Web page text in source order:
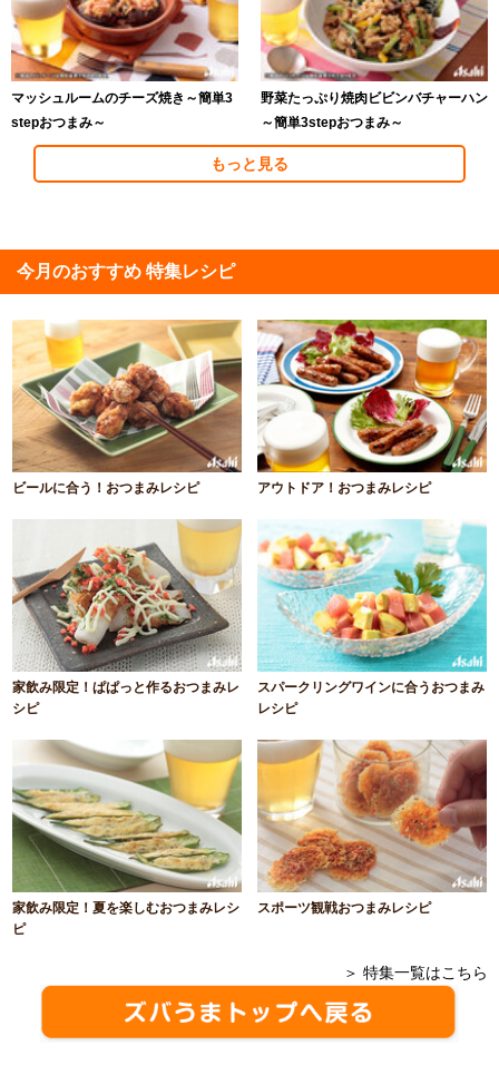
マッシュルームのチーズ焼き～簡単3
stepおつまみ～
野菜たっぷり焼肉ビビンバチャーハン
～簡単3stepおつまみ～
もっと見る
今月のおすすめ 特集レシピ
ビールに合う！おつまみレシピ アウトドア！おつまみレシピ
家飲み限定！ぱぱっと作るおつまみレ
シピ
スパークリングワインに合うおつまみ
レシピ
家飲み限定！夏を楽しむおつまみレシ
ピ
スポーツ観戦おつまみレシピ
＞ 特集一覧はこちら